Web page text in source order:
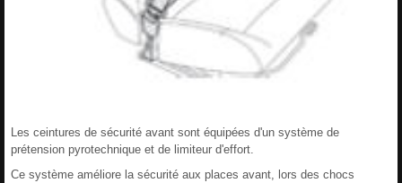
Les ceintures de sécurité avant sont équipées d'un système de
prétension pyrotechnique et de limiteur d'effort.
Ce système améliore la sécurité aux places avant, lors des chocs